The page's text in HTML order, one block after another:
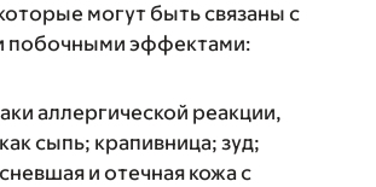
могут быть связаны с
побочными эффектами:
аллергической реакции,
сыпь; крапивница; зуд;
и отечная кожа с